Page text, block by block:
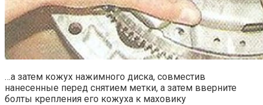
…а затем кожух нажимного диска, совместив
нанесенные перед снятием метки, а затем вверните
болты крепления его кожуха к маховику